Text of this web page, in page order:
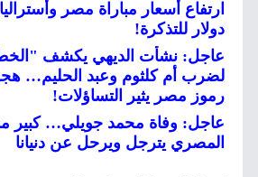
دولار للتذكرة!
عاجل: نشأت الديهي يكشف
لضرب أم كلثوم وعبد الحليم…
رموز مصر يثير التساؤلات!
عاجل: وفاة محمد جويلي… كبير
المصري يترجل ويرحل عن دنيانا